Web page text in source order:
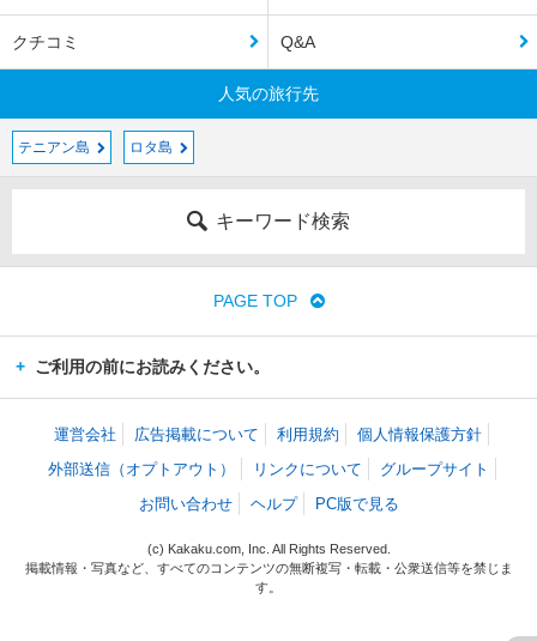
クチコミ Q&A
人気の旅行先
テニアン島 ロタ島
キーワード検索
PAGE TOP
ご利用の前にお読みください。
運営会社 広告掲載について 利用規約
個人情報保護方針
外部送信（オプトアウト）
リンクについて
グループサイト
お問い合わせ
ヘルプ PC版で見る
(c) Kakaku.com, Inc. All Rights Reserved.
掲載情報・写真など、すべてのコンテンツの無断複写・転載・公衆送信等を禁じま
す。